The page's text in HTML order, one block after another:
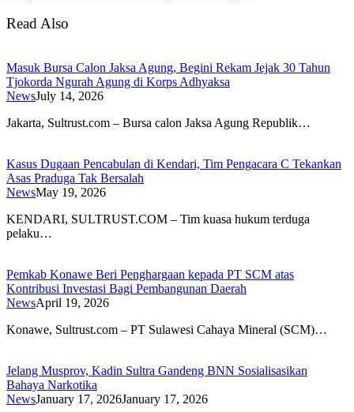
Read Also
Masuk Bursa Calon Jaksa Agung, Begini Rekam Jejak 30 Tahun
Tjokorda Ngurah Agung di Korps Adhyaksa
NewsJuly 14, 2026
​Jakarta, Sultrust.com – Bursa calon Jaksa Agung Republik…
Kasus Dugaan Pencabulan di Kendari, Tim Pengacara C Tekankan
Asas Praduga Tak Bersalah
NewsMay 19, 2026
KENDARI, SULTRUST.COM – Tim kuasa hukum terduga
pelaku…
Pemkab Konawe Beri Penghargaan kepada PT SCM atas
Kontribusi Investasi Bagi Pembangunan Daerah
NewsApril 19, 2026
Konawe, Sultrust.com – PT Sulawesi Cahaya Mineral (SCM)…
Jelang Musprov, Kadin Sultra Gandeng BNN Sosialisasikan
Bahaya Narkotika
NewsJanuary 17, 2026January 17, 2026